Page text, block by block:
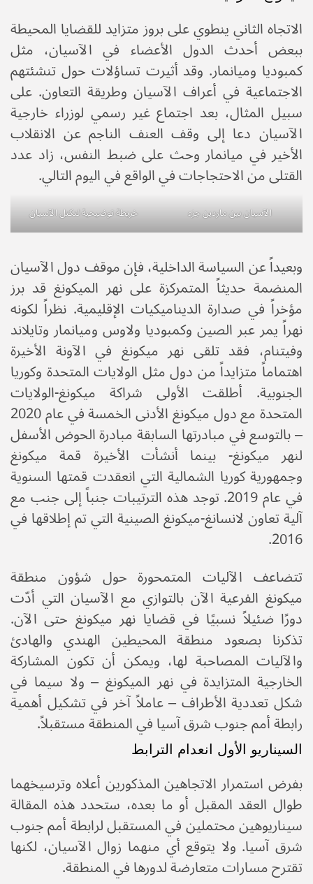
الاتجاه الثاني ينطوي على بروز متزايد للقضايا المحيطة
ببعض أحدث الدول الأعضاء في الآسيان، مثل
كمبوديا وميانمار. وقد أثيرت تساؤلات حول تنشئتهم
الاجتماعية في أعراف الآسيان وطريقة التعاون. على
سبيل المثال، بعد اجتماع غير رسمي لوزراء خارجية
الآسيان دعا إلى وقف العنف الناجم عن الانقلاب
الأخير في ميانمار وحث على ضبط النفس، زاد عدد
القتلى من الاحتجاجات في الواقع في اليوم التالي.
الآسيان بين ماردين جزء خريطة توضيحية لتكتل الآسيان
وبعيداً عن السياسة الداخلية، فإن موقف دول الآسيان
المنضمة حديثاً المتمركزة على نهر الميكونغ قد برز
مؤخراً في صدارة الديناميكيات الإقليمية. نظراً لكونه
نهراً يمر عبر الصين وكمبوديا ولاوس وميانمار وتايلاند
وفيتنام، فقد تلقى نهر ميكونغ في الآونة الأخيرة
اهتماماً متزايداً من دول مثل الولايات المتحدة وكوريا
الجنوبية. أطلقت الأولى شراكة ميكونغ-الولايات
المتحدة مع دول ميكونغ الأدنى الخمسة في عام 2020
– بالتوسع في مبادرتها السابقة مبادرة الحوض الأسفل
لنهر ميكونغ- بينما أنشأت الأخيرة قمة ميكونغ
وجمهورية كوريا الشمالية التي انعقدت قمتها السنوية
في عام 2019. توجد هذه الترتيبات جنباً إلى جنب مع
آلية تعاون لانسانغ-ميكونغ الصينية التي تم إطلاقها في
2016.
تتضاعف الآليات المتمحورة حول شؤون منطقة
ميكونغ الفرعية الآن بالتوازي مع الآسيان التي أدّت
دورًا ضئيلاً نسبيًا في قضايا نهر ميكونغ حتى الآن.
تذكرنا بصعود منطقة المحيطين الهندي والهادئ
والآليات المصاحبة لها، ويمكن أن تكون المشاركة
الخارجية المتزايدة في نهر الميكونغ – ولا سيما في
شكل تعددية الأطراف – عاملاً آخر في تشكيل أهمية
رابطة أمم جنوب شرق آسيا في المنطقة مستقبلاً.
السيناريو الأول انعدام الترابط
بفرض استمرار الاتجاهين المذكورين أعلاه وترسيخهما
طوال العقد المقبل أو ما بعده، ستحدد هذه المقالة
سيناريوهين محتملين في المستقبل لرابطة أمم جنوب
شرق آسيا. ولا يتوقع أي منهما زوال الآسيان، لكنها
تقترح مسارات متعارضة لدورها في المنطقة.